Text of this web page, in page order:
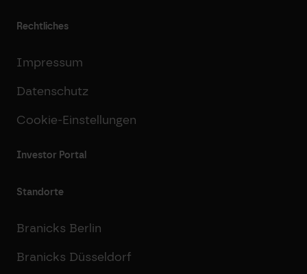
Rechtliches
Impressum
Datenschutz
Cookie-Einstellungen
Investor Portal
Standorte
Branicks Berlin
Branicks Düsseldorf